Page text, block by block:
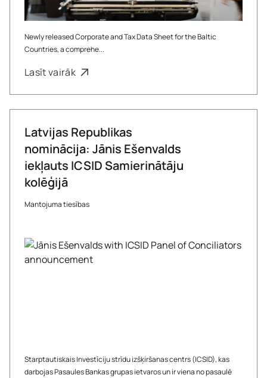
Newly released Corporate and Tax Data Sheet for the Baltic
Countries, a comprehe...
Lasīt vairāk
Latvijas Republikas
nominācija: Jānis Ešenvalds
iekļauts ICSID Samierinātāju
kolēģijā
Mantojuma tiesības
Starptautiskais Investīciju strīdu izšķiršanas centrs (ICSID), kas
darbojas Pasaules Bankas grupas ietvaros un ir viena no pasaulē